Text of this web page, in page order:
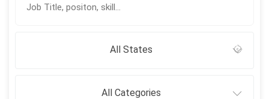
All States
All Categories